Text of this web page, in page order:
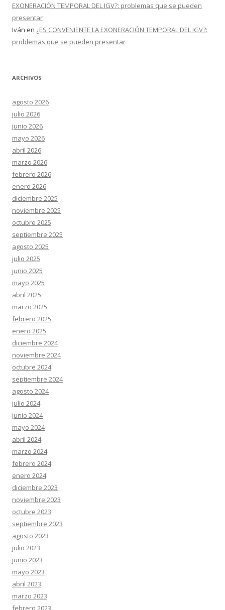
EXONERACIÓN TEMPORAL DEL IGV?: problemas que se pueden
presentar
Iván en ¿ES CONVENIENTE LA EXONERACIÓN TEMPORAL DEL IGV?:
problemas que se pueden presentar
ARCHIVOS
agosto 2026
julio 2026
junio 2026
mayo 2026
abril 2026
marzo 2026
febrero 2026
enero 2026
diciembre 2025
noviembre 2025
octubre 2025
septiembre 2025
agosto 2025
julio 2025
junio 2025
mayo 2025
abril 2025
marzo 2025
febrero 2025
enero 2025
diciembre 2024
noviembre 2024
octubre 2024
septiembre 2024
agosto 2024
julio 2024
junio 2024
mayo 2024
abril 2024
marzo 2024
febrero 2024
enero 2024
diciembre 2023
noviembre 2023
octubre 2023
septiembre 2023
agosto 2023
julio 2023
junio 2023
mayo 2023
abril 2023
marzo 2023
febrero 2023